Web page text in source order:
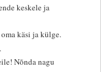
keskele ja
käsi ja külge.
Nõnda nagu